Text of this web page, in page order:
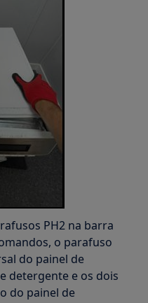
PH2 na barra
o parafuso
do painel de
detergente e os dois
do painel de